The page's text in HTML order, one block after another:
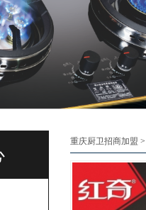
重庆厨卫招商加盟